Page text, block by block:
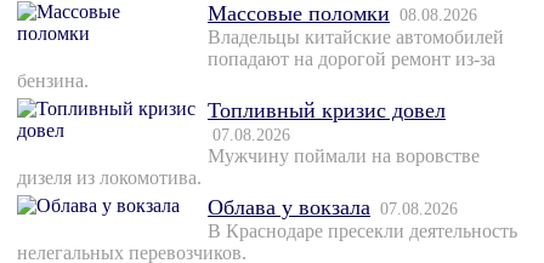
Массовые поломки 08.08.2026
Владельцы китайские автомобилей
попадают на дорогой ремонт из-за
бензина.
Топливный кризис довел
07.08.2026
Мужчину поймали на воровстве
дизеля из локомотива.
Облава у вокзала 07.08.2026
В Краснодаре пресекли деятельность
нелегальных перевозчиков.